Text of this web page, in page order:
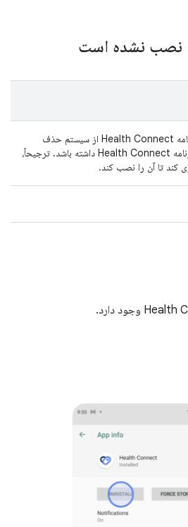
وقتی کاربری تصمیم می‌گیرد داده‌ها را با Health Connect همگام‌سازی کند، اما برنامه Health Connect از سیستم حذف
نصب شده باشد، برنامه باید راهی برای اطلاع‌رسانی به کاربران در مورد نحوه نصب برنامه Health Connect داشته باشد. ترجیحاً،